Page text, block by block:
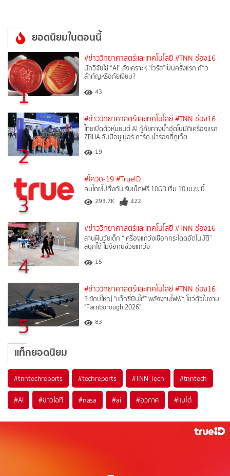
ยอดนิยมในตอนนี้
1
#ข่าววิทยาศาสตร์และเทคโนโลยี #TNN ช่อง16
นักวิจัยใช้ “AI” สังเคราะห์ “ไวรัส”เป็นครั้งแรก ก้าว
สำคัญหรือภัยเงียบ?
43
2
#ข่าววิทยาศาสตร์และเทคโนโลยี #TNN ช่อง16
ไทยเปิดตัวหุ่นยนต์ AI กู้ภัยทางน้ำอัตโนมัติเครื่องแรก
ZBHA จับมือซูเปอร์ การ์ด นำร่องที่ภูเก็ต
19
3
#โควิด-19 #TrueID
คนไทยไม่ทิ้งกัน รับเน็ตฟรี 10GB เริ่ม 10 เม.ย. นี้
293.7K 422
4
#ข่าววิทยาศาสตร์และเทคโนโลยี #TNN ช่อง16
สานฝันวัยเด็ก “เครื่องแกว่งเชือกกระโดดอัตโนมัติ”
สนุกได้ ไม่ง้อคนช่วยแกว่ง
15
5
#ข่าววิทยาศาสตร์และเทคโนโลยี #TNN ช่อง16
3 ยักษ์ใหญ่ "แท็กซี่บินได้" พลังงานไฟฟ้า โชว์ตัวในงาน
"Farnborough 2026"
83
แท็กยอดนิยม
#tnntechreports #techreports #TNN Tech #tnntech
#AI #ข่าวไอที #nasa #ai #อวกาศ #แบไต๋